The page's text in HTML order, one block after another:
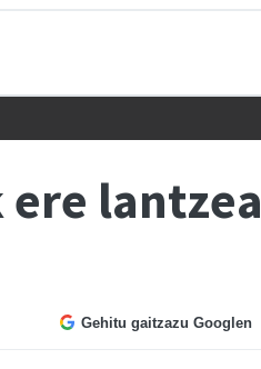
lantzea
Gehitu gaitzazu Googlen